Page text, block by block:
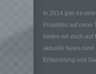
In 2014 gab es
Projektes auf neue
bieten wir euch auf
aktuelle News rund
Entwicklung und
juristische
oder andere
gemeinsam mit
und Mittel der